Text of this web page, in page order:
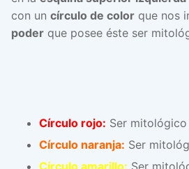
con un círculo de color que nos
poder que posee éste ser
Círculo rojo: Ser
Círculo naranja: Ser
Círculo amarillo: Ser